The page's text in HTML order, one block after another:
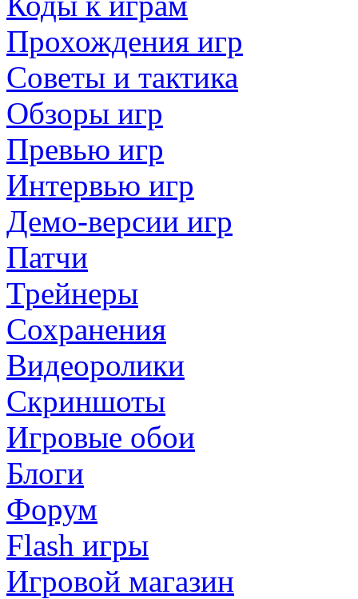
Прохождения игр
Советы и тактика
Обзоры игр
Превью игр
Интервью игр
Демо-версии игр
Патчи
Трейнеры
Сохранения
Видеоролики
Скриншоты
Игровые обои
Блоги
Форум
Flash игры
Игровой магазин